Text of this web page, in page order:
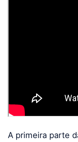
A primeira parte